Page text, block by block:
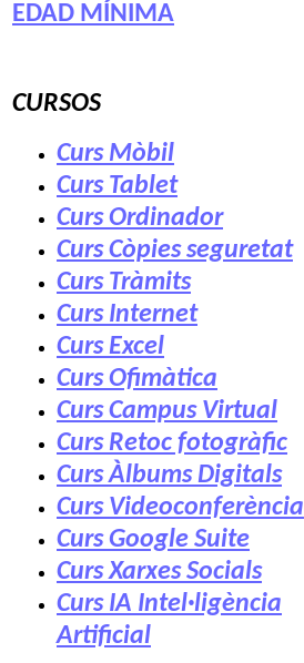
EDAD MÍNIMA
CURSOS
Curs Mòbil
Curs Tablet
Curs Ordinador
Curs Còpies seguretat
Curs Tràmits
Curs Internet
Curs Excel
Curs Ofimàtica
Curs Campus Virtual
Curs Retoc fotogràfic
Curs Àlbums Digitals
Curs Videoconferència
Curs Google Suite
Curs Xarxes Socials
Curs IA Intel·ligència
Artificial